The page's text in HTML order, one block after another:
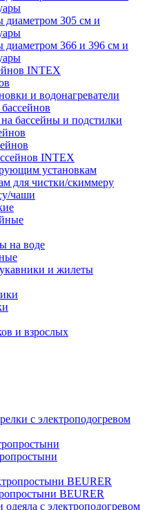
диаметром 305 см и
диаметром 366 и 396 см и
INTEX
и водонагреватели
бассейны и подстилки
INTEX
установкам
для чистки/скиммеру
чаши
на воде
и жилеты
и взрослых
с электроподогревом
BEURER
BEURER
с электроподогревом